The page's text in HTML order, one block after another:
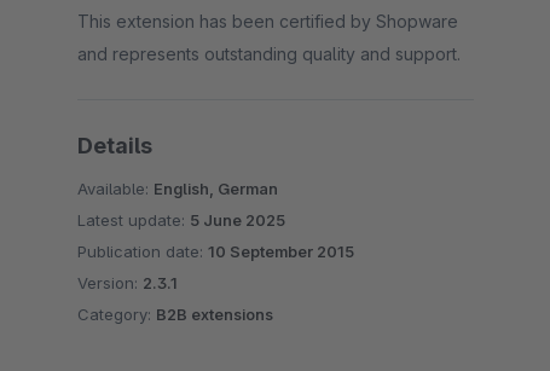
This extension has been certified by Shopware
and represents outstanding quality and support.
Details
Available: English, German
Latest update: 5 June 2025
Publication date: 10 September 2015
Version: 2.3.1
Category: B2B extensions